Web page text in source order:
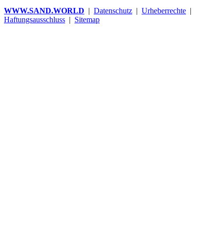
WWW.SAND.WORLD | Datenschutz | Urheberrechte |
Haftungsausschluss | Sitemap